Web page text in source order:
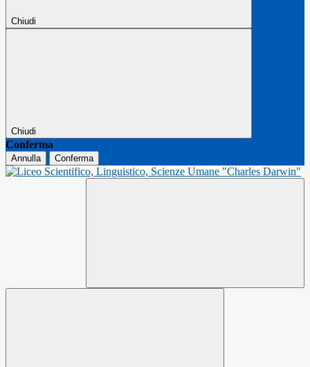
Chiudi
Chiudi
Conferma
Annulla Conferma